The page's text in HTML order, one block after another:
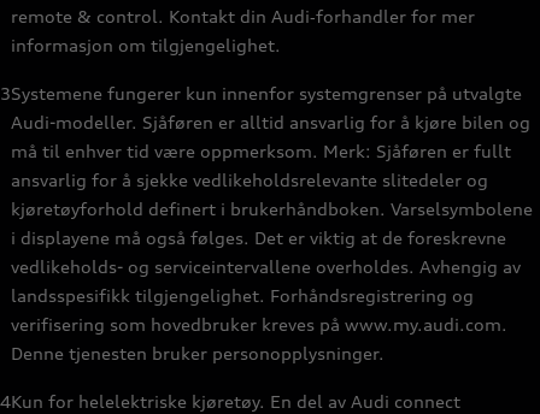
remote & control. Kontakt din Audi‑forhandler for mer
informasjon om tilgjengelighet.
3Systemene fungerer kun innenfor systemgrenser på utvalgte
Audi-modeller. Sjåføren er alltid ansvarlig for å kjøre bilen og
må til enhver tid være oppmerksom. Merk: Sjåføren er fullt
ansvarlig for å sjekke vedlikeholdsrelevante slitedeler og
kjøretøyforhold definert i brukerhåndboken. Varselsymbolene
i displayene må også følges. Det er viktig at de foreskrevne
vedlikeholds- og serviceintervallene overholdes. Avhengig av
landsspesifikk tilgjengelighet. Forhåndsregistrering og
verifisering som hovedbruker kreves på www.my.audi.com.
Denne tjenesten bruker personopplysninger.
4Kun for helelektriske kjøretøy. En del av Audi connect